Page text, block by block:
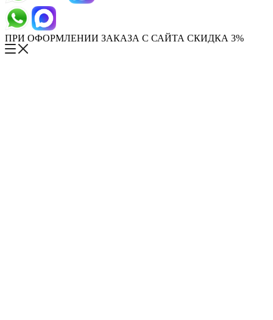
ПРИ ОФОРМЛЕНИИ ЗАКАЗА С САЙТА СКИДКА 3%